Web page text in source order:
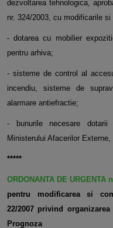
dezvoltarea tehnologica,
nr. 324/2003, cu modificarile
- dotarea cu mobilier
pentru arhiva;
- sisteme de control al
incendiu, sisteme de
alarmare antiefractie;
- bunurile necesare dotarii
Ministerului Afacerilor
*****
ORDONANTA DE
pentru modificarea si
22/2007 privind
Prognoza